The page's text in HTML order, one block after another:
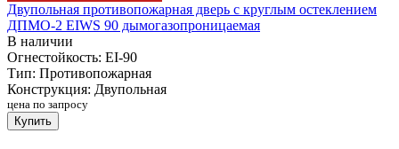
Двупольная противопожарная дверь с круглым остеклением
ДПМО-2 EIWS 90 дымогазопроницаемая
В наличии
Огнестойкость: EI-90
Тип: Противопожарная
Конструкция: Двупольная
цена по запросу
Купить